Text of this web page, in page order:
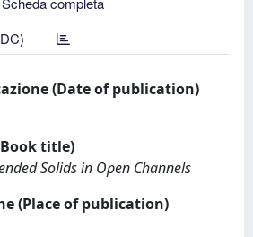
(Date of publication)
title)
Solids in Open Channels
(Place of publication)